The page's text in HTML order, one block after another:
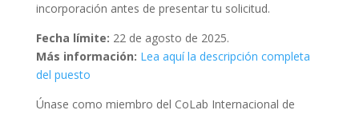
incorporación antes de presentar tu solicitud.
Fecha límite: 22 de agosto de 2025.
Más información: Lea aquí la descripción completa
del puesto
Únase como miembro del CoLab Internacional de